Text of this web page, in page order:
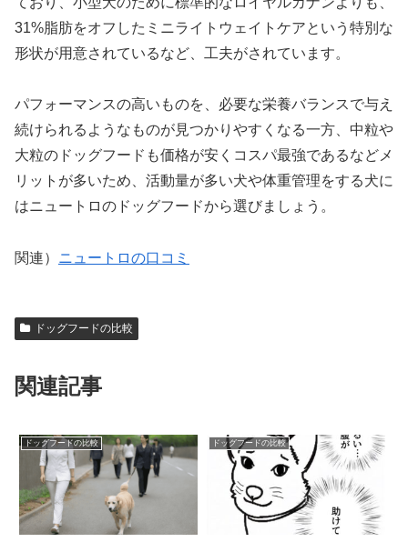
31%脂肪をオフしたミニライトウェイトケアという特別な
形状が用意されているなど、工夫がされています。
パフォーマンスの高いものを、必要な栄養バランスで与え
続けられるようなものが見つかりやすくなる一方、中粒や
大粒のドッグフードも価格が安くコスパ最強であるなどメ
リットが多いため、活動量が多い犬や体重管理をする犬に
はニュートロのドッグフードから選びましょう。
関連） ニュートロの口コミ
ドッグフードの比較
関連記事
ドッグフードの比較 ドッグフードの比較